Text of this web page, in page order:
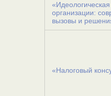
организации:
вызовы и
«Налоговый